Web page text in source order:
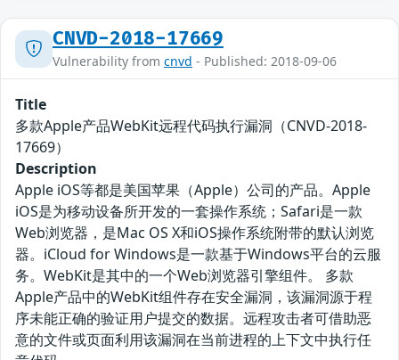
CNVD-2018-17669
Vulnerability from cnvd - Published: 2018-09-06
Title
多款Apple产品WebKit远程代码执行漏洞（CNVD-2018-
17669）
Description
Apple iOS等都是美国苹果（Apple）公司的产品。Apple
iOS是为移动设备所开发的一套操作系统；Safari是一款
Web浏览器，是Mac OS X和iOS操作系统附带的默认浏览
器。iCloud for Windows是一款基于Windows平台的云服
务。WebKit是其中的一个Web浏览器引擎组件。 多款
Apple产品中的WebKit组件存在安全漏洞，该漏洞源于程
序未能正确的验证用户提交的数据。远程攻击者可借助恶
意的文件或页面利用该漏洞在当前进程的上下文中执行任